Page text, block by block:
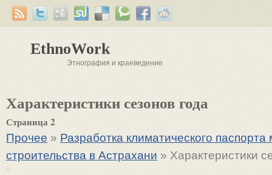
EthnoWork
Этнография и краеведение
Характеристики сезонов года
Страница 2
Прочее » Разработка климатического
строительства в Астрахани » Характеристики